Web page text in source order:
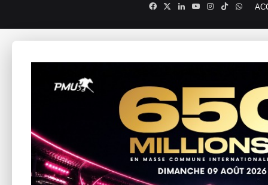
Facebook
X LinkedinYouTubeInstagram
TikTok